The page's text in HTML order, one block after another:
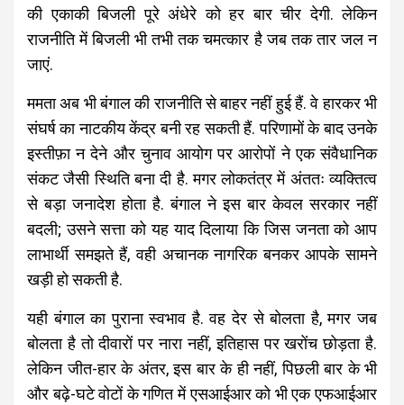
की एकाकी बिजली पूरे अंधेरे को हर बार चीर देगी. लेकिन
राजनीति में बिजली भी तभी तक चमत्कार है जब तक तार जल न
जाएं.
ममता अब भी बंगाल की राजनीति से बाहर नहीं हुई हैं. वे हारकर भी
संघर्ष का नाटकीय केंद्र बनी रह सकती हैं. परिणामों के बाद उनके
इस्तीफ़ा न देने और चुनाव आयोग पर आरोपों ने एक संवैधानिक
संकट जैसी स्थिति बना दी है. मगर लोकतंत्र में अंततः व्यक्तित्व
से बड़ा जनादेश होता है. बंगाल ने इस बार केवल सरकार नहीं
बदली; उसने सत्ता को यह याद दिलाया कि जिस जनता को आप
लाभार्थी समझते हैं, वही अचानक नागरिक बनकर आपके सामने
खड़ी हो सकती है.
यही बंगाल का पुराना स्वभाव है. वह देर से बोलता है, मगर जब
बोलता है तो दीवारों पर नारा नहीं, इतिहास पर खरोंच छोड़ता है.
लेकिन जीत-हार के अंतर, इस बार के ही नहीं, पिछली बार के भी
और बढ़े-घटे वोटों के गणित में एसआईआर को भी एक एफआईआर